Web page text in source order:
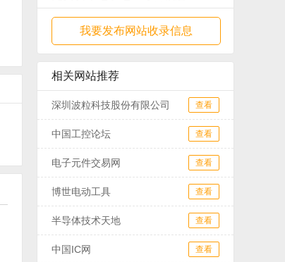
我要发布网站收录信息
相关网站推荐
深圳波粒科技股份有限公司 查看
中国工控论坛 查看
电子元件交易网 查看
博世电动工具 查看
半导体技术天地 查看
中国IC网 查看